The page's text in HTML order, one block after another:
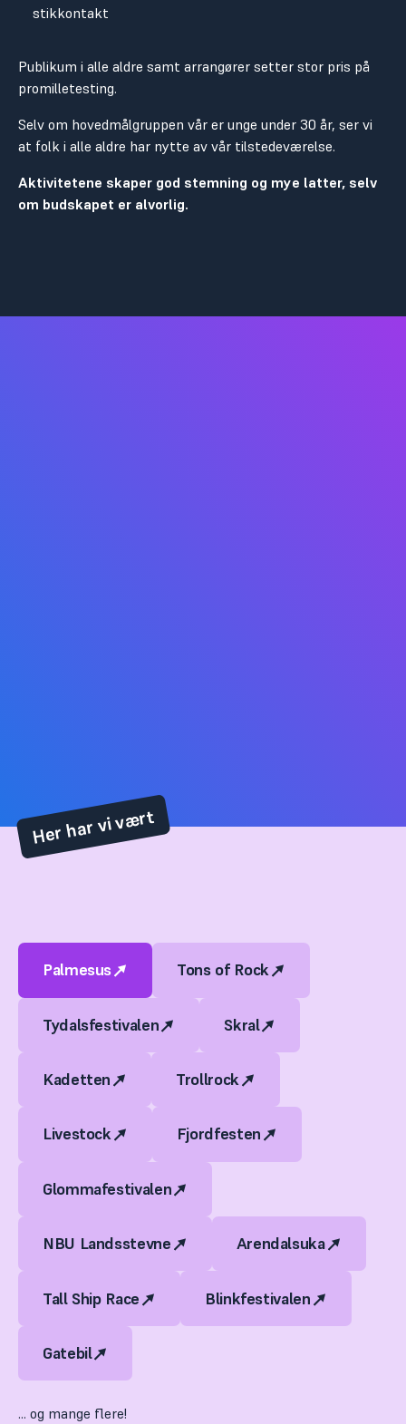
stikkontakt
Publikum i alle aldre samt arrangører setter stor pris på
promilletesting.
Selv om hovedmålgruppen vår er unge under 30 år, ser vi
at folk i alle aldre har nytte av vår tilstedeværelse.
Aktivitetene skaper god stemning og mye latter, selv
om budskapet er alvorlig.
Her har vi vært
Palmesus Tons of Rock
Tydalsfestivalen Skral
Kadetten Trollrock
Livestock Fjordfesten
Glommafestivalen
NBU Landsstevne Arendalsuka
Tall Ship Race Blinkfestivalen
Gatebil
... og mange flere!